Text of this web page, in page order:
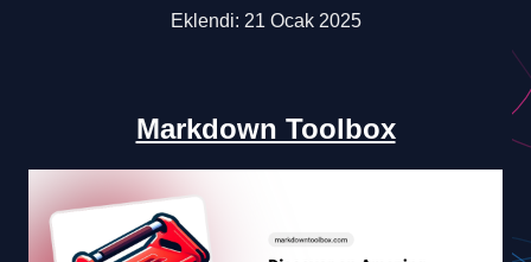
Eklendi: 21 Ocak 2025
Markdown Toolbox